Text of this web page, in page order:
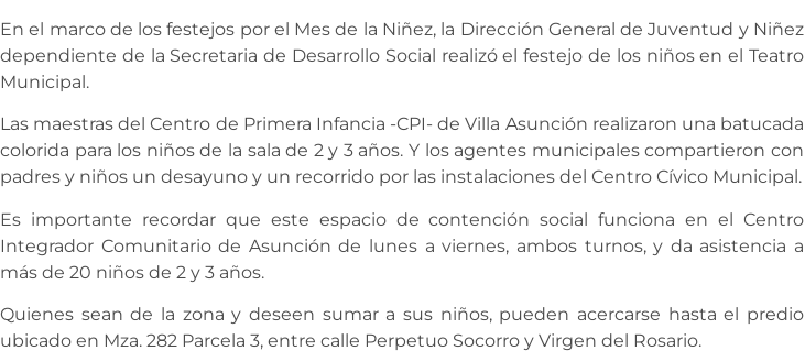
En el marco de los festejos por el Mes de la Niñez, la Dirección General de Juventud y Niñez
dependiente de la Secretaria de Desarrollo Social realizó el festejo de los niños en el Teatro
Municipal.
Las maestras del Centro de Primera Infancia -CPI- de Villa Asunción realizaron una batucada
colorida para los niños de la sala de 2 y 3 años. Y los agentes municipales compartieron con
padres y niños un desayuno y un recorrido por las instalaciones del Centro Cívico Municipal.
Es importante recordar que este espacio de contención social funciona en el Centro
Integrador Comunitario de Asunción de lunes a viernes, ambos turnos, y da asistencia a
más de 20 niños de 2 y 3 años.
Quienes sean de la zona y deseen sumar a sus niños, pueden acercarse hasta el predio
ubicado en Mza. 282 Parcela 3, entre calle Perpetuo Socorro y Virgen del Rosario.